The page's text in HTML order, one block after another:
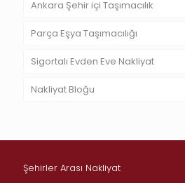
Ankara Şehir içi Taşımacılık
Parça Eşya Taşımacılığı
Sigortalı Evden Eve Nakliyat
Nakliyat Bloğu
Şehirler Arası Nakliyat